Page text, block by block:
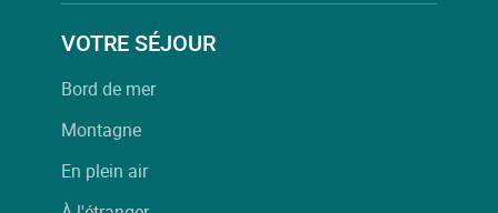
VOTRE SÉJOUR
Bord de mer
Montagne
En plein air